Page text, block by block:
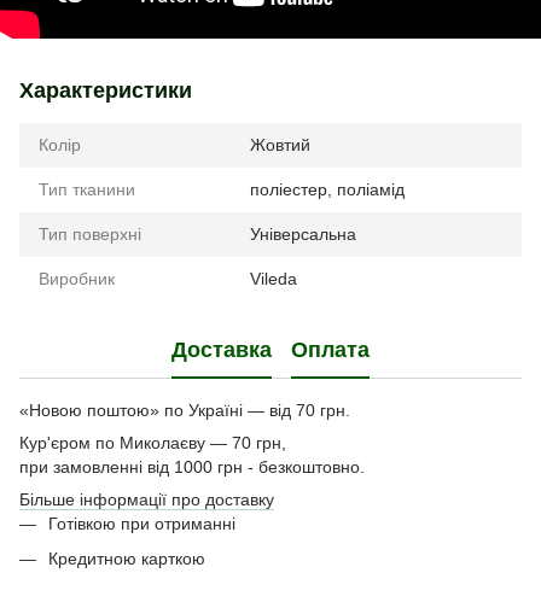
Характеристики
Колір Жовтий
Тип тканини поліестер, поліамід
Тип поверхні Універсальна
Виробник Vileda
Доставка Оплата
«Новою поштою» по Україні — від 70 грн.
Кур'єром по Миколаєву — 70 грн,
при замовленні від 1000 грн - безкоштовно.
Більше інформації про доставку
Готівкою при отриманні
Кредитною карткою